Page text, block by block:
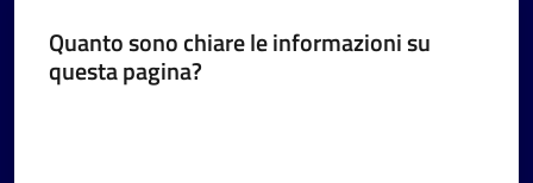
Quanto sono chiare le informazioni su
questa pagina?